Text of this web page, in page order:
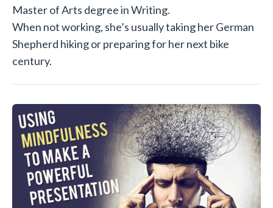
Master of Arts degree in Writing.
When not working, she’s usually taking her German
Shepherd hiking or preparing for her next bike
century.